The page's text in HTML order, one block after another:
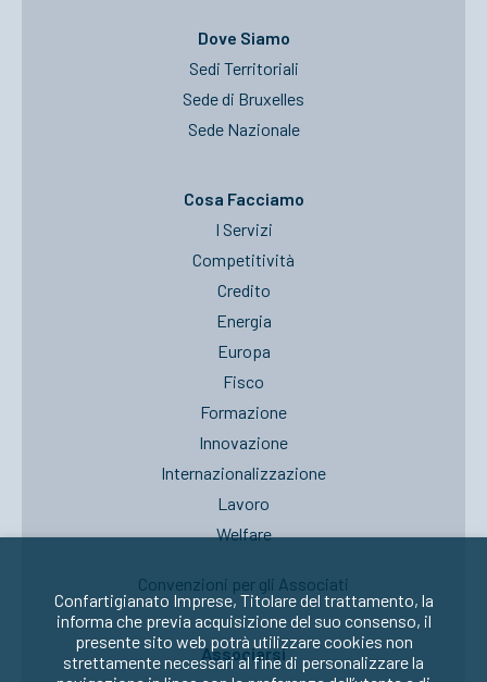
Dove Siamo
Sedi Territoriali
Sede di Bruxelles
Sede Nazionale
Cosa Facciamo
I Servizi
Competitività
Credito
Energia
Europa
Fisco
Formazione
Innovazione
Internazionalizzazione
Lavoro
Welfare
Convenzioni per gli Associati
Associarsi
Confartigianato Imprese, Titolare del trattamento, la
informa che previa acquisizione del suo consenso, il
presente sito web potrà utilizzare cookies non
strettamente necessari al fine di personalizzare la